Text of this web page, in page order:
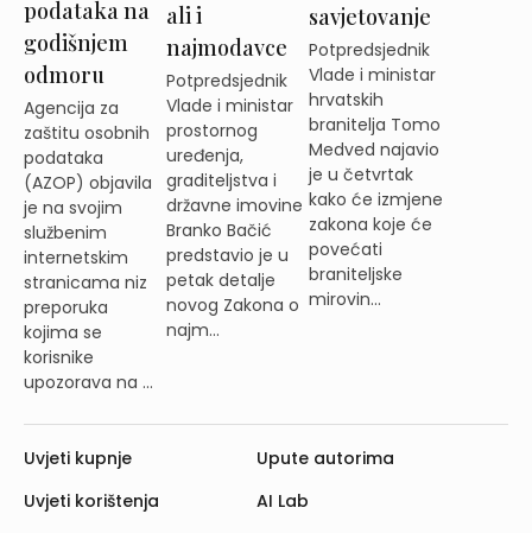
podataka na
godišnjem
odmoru
Agencija za
zaštitu osobnih
podataka
(AZOP) objavila
je na svojim
službenim
internetskim
stranicama niz
preporuka
kojima se
korisnike
upozorava na ...
ali i
najmodavce
Potpredsjednik
Vlade i ministar
prostornog
uređenja,
graditeljstva i
državne imovine
Branko Bačić
predstavio je u
petak detalje
novog Zakona o
najm...
savjetovanje
Potpredsjednik
Vlade i ministar
hrvatskih
branitelja Tomo
Medved najavio
je u četvrtak
kako će izmjene
zakona koje će
povećati
braniteljske
mirovin...
Uvjeti kupnje
Uvjeti korištenja
Upute autorima
AI Lab